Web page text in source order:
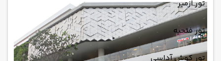
تور ازمیر
تور فتحیه
تور کوش آداسی